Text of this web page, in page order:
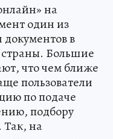
на
один из
в
Большие
что чем ближе
пользователи
по подаче
подбору
Так, на